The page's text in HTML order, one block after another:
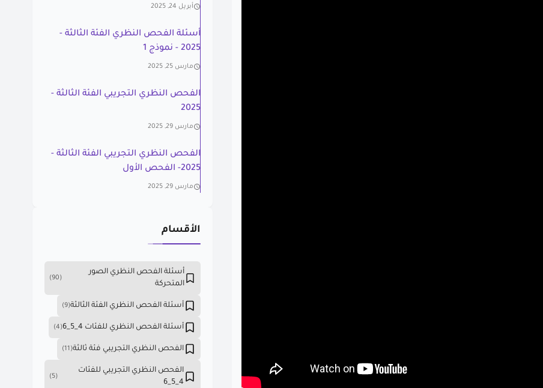
أبريل 24, 2025
أسئلة الفحص النظري الفئة الثالثة -
2025 - نموذج 1
مارس 25, 2025
الفحص النظري التجريبي الفئة الثالثة -
2025
مارس 29, 2025
الفحص النظري التجريبي الفئة الثالثة -
2025- الفحص الأول
مارس 29, 2025
الأقسام
أسئلة الفحص النظري الصور
المتحركة
(90)
أسئلة الفحص النظري الفئة الثالثة(9)
أسئلة الفحص النظري للفئات 4_5_6 (4)
الفحص النظري التجريبي فئة ثالثة(11)
الفحص النظري التجريبي للفئات
4_5_6
(5)